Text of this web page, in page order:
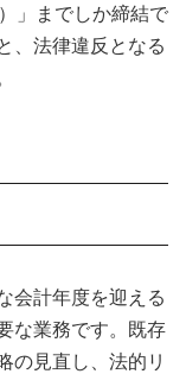
」までしか締結で
、法律違反となる
会計年度を迎える
な業務です。既存
の見直し、法的リ